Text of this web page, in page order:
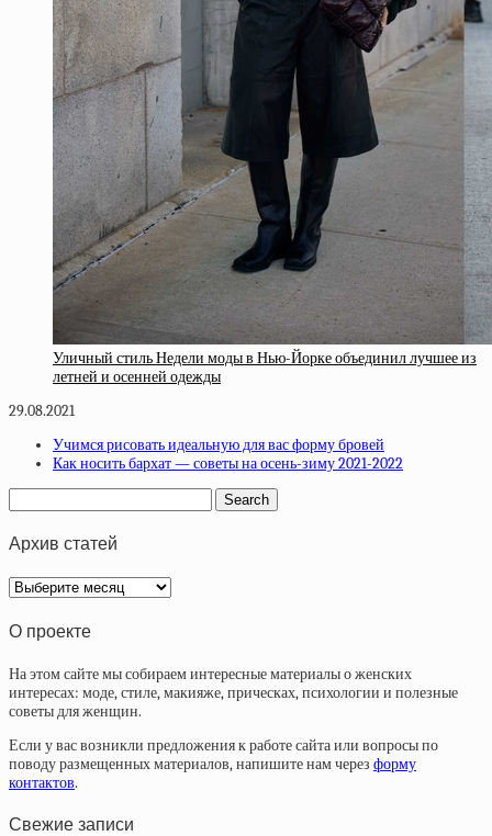
Уличный стиль Недели моды в Нью-Йорке объединил лучшее из
летней и осенней одежды
29.08.2021
Учимся рисовать идеальную для вас форму бровей
Как носить бархат — советы на осень-зиму 2021-2022
Архив статей
Архив
статей
О проекте
На этом сайте мы собираем интересные материалы о женских
интересах: моде, стиле, макияже, прическах, психологии и полезные
советы для женщин.
Если у вас возникли предложения к работе сайта или вопросы по
поводу размещенных материалов, напишите нам через форму
контактов.
Свежие записи